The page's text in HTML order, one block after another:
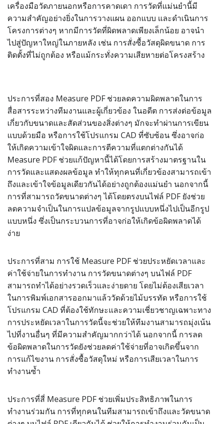
เครื่องมือวัดภายนอกหรือการคาดเดา การวัดที่แม่นยำนี้มี
ความสำคัญอย่างยิ่งในการวางแผน ออกแบบ และดำเนินการ
โครงการต่างๆ หากมีการวัดที่ผิดพลาดเพียงเล็กน้อย อาจนำ
ไปสู่ปัญหาใหญ่ในภายหลัง เช่น การสั่งซื้อวัสดุผิดขนาด การ
ติดตั้งที่ไม่ถูกต้อง หรือแม้กระทั่งความเสียหายต่อโครงสร้าง
ประการที่สอง Measure PDF ช่วยลดความผิดพลาดในการ
สื่อสารระหว่างทีมงานและผู้เกี่ยวข้อง ในอดีต การส่งต่อข้อมูล
เกี่ยวกับขนาดและสัดส่วนของสิ่งต่างๆ มักจะทำผ่านการเขียน
แบบด้วยมือ หรือการใช้โปรแกรม CAD ที่ซับซ้อน ซึ่งอาจก่อ
ให้เกิดความเข้าใจผิดและการตีความที่แตกต่างกันได้
Measure PDF ช่วยแก้ปัญหานี้ได้โดยการสร้างมาตรฐานใน
การวัดและแสดงผลข้อมูล ทำให้ทุกคนที่เกี่ยวข้องสามารถเข้า
ถึงและเข้าใจข้อมูลเดียวกันได้อย่างถูกต้องแม่นยำ นอกจากนี้
การที่สามารถวัดขนาดต่างๆ ได้โดยตรงบนไฟล์ PDF ยังช่วย
ลดความจำเป็นในการแปลข้อมูลจากรูปแบบหนึ่งไปเป็นอีกรูป
แบบหนึ่ง ซึ่งเป็นกระบวนการที่อาจก่อให้เกิดข้อผิดพลาดได้
ง่าย
ประการที่สาม การใช้ Measure PDF ช่วยประหยัดเวลาและ
ค่าใช้จ่ายในการทำงาน การวัดขนาดต่างๆ บนไฟล์ PDF
สามารถทำได้อย่างรวดเร็วและง่ายดาย โดยไม่ต้องเสียเวลา
ในการพิมพ์เอกสารออกมาแล้ววัดด้วยไม้บรรทัด หรือการใช้
โปรแกรม CAD ที่ต้องใช้ทักษะและความเชี่ยวชาญเฉพาะทาง
การประหยัดเวลาในการวัดนี้จะช่วยให้ทีมงานสามารถมุ่งเน้น
ไปที่งานอื่นๆ ที่มีความสำคัญมากกว่าได้ นอกจากนี้ การลด
ข้อผิดพลาดในการวัดยังช่วยลดค่าใช้จ่ายที่อาจเกิดขึ้นจาก
การแก้ไขงาน การสั่งซื้อวัสดุใหม่ หรือการเสียเวลาในการ
ทำงานซ้ำ
ประการที่สี่ Measure PDF ช่วยเพิ่มประสิทธิภาพในการ
ทำงานร่วมกัน การที่ทุกคนในทีมสามารถเข้าถึงและวัดขนาด